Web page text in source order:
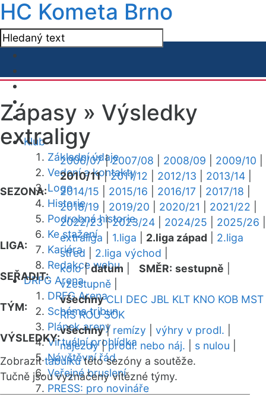
HC Kometa Brno
Klub
Základní údaje
Vedení a kontakty
Logo
Historie
Podrobná historie
Ke stažení
Kariéra
Redakce webu
DRFG Arena
DRFG Arena
Schéma tribun
Plánek areny
Virtuální prohlídka
Návštěvní řád
Veřejné bruslení
PRESS: pro novináře
Zápasy » Výsledky
extraligy
SEZONA:
2006/07|2007/08 2008/09 2009/10
2010/11|2011/12 2012/13 2013/14
2014/15
2015/16 2016/17 2017/18
2018/19
2019/20 2020/21 2021/22
2022/23|2023/24 2024/25 2025/26
LIGA:
extraliga 1.liga 2.liga západ
2.liga
střed
2.liga východ
SEŘADIT:
kolo|datum SMĚR: sestupně
vzestupně
TÝM:
všechny CLI DEC JBL KLT KNO KOB MST
RIS ROU SOK
VÝSLEDKY:
všechny| remízy výhry v prodl.
nájezdy|prodl. nebo náj. s nulou
Zobrazittabulkutéto sezóny a soutěže.
Tučně jsou vyznačeny vítězné týmy.